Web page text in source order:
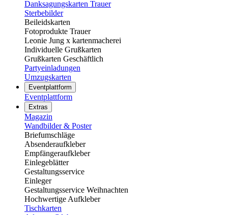
Danksagungskarten Trauer
Sterbebilder
Beileidskarten
Fotoprodukte Trauer
Leonie Jung x kartenmacherei
Individuelle Grußkarten
Grußkarten Geschäftlich
Partyeinladungen
Umzugskarten
Eventplattform
Eventplattform
Extras
Magazin
Wandbilder & Poster
Briefumschläge
Absenderaufkleber
Empfängeraufkleber
Einlegeblätter
Gestaltungsservice
Einleger
Gestaltungsservice Weihnachten
Hochwertige Aufkleber
Tischkarten